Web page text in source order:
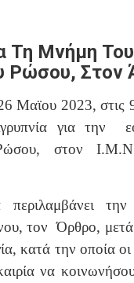
Τη Μνήμη
Ρώσου, Στον
Μαϊου 2023, στις
για την
στον
τον Όρθρο, μετά
κατά την οποία οι
να